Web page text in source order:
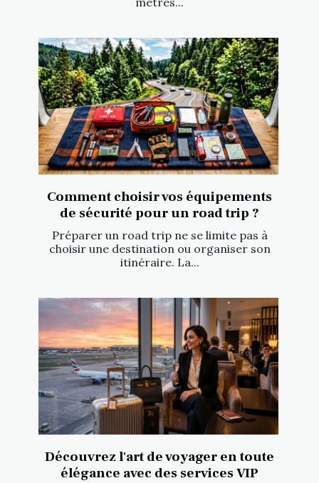
Comment choisir vos équipements
de sécurité pour un road trip ?
Préparer un road trip ne se limite pas à
choisir une destination ou organiser son
itinéraire. La...
Découvrez l'art de voyager en toute
élégance avec des services VIP